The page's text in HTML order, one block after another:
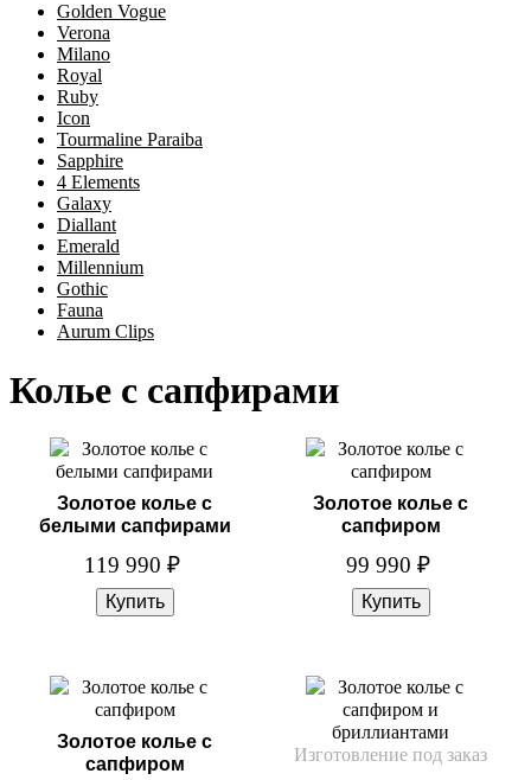
Golden Vogue
Verona
Milano
Royal
Ruby
Icon
Tourmaline Paraiba
Sapphire
4 Elements
Galaxy
Diallant
Emerald
Millennium
Gothic
Fauna
Aurum Clips
Колье с сапфирами
Золотое колье с
белыми сапфирами
119 990 ₽
Золотое колье с
сапфиром
99 990 ₽
Золотое колье с
сапфиром
Изготовление под заказ